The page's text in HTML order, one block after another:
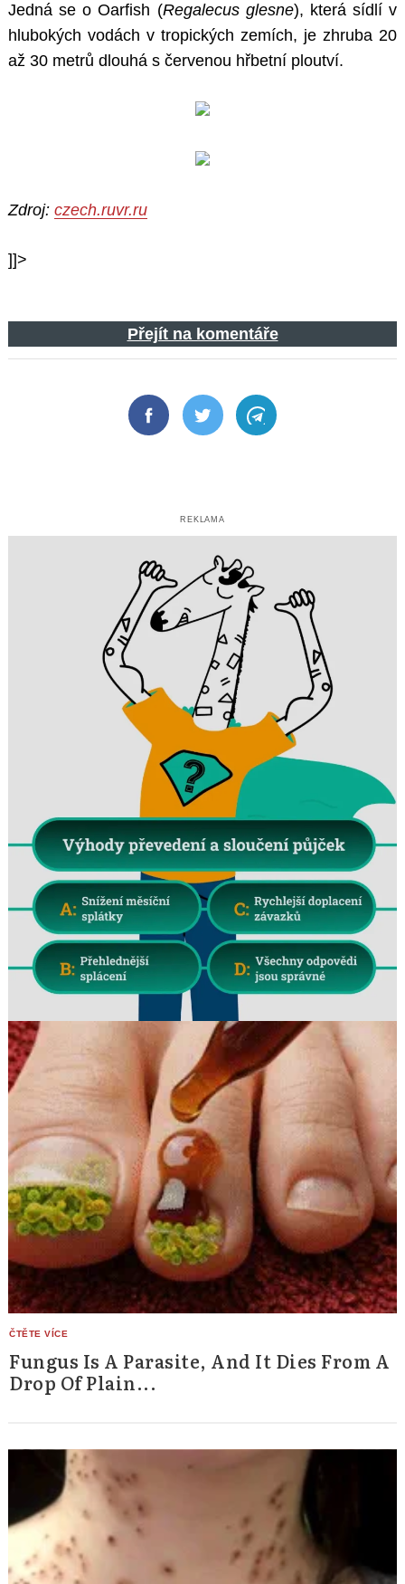
Jedná se o Oarfish (Regalecus glesne), která sídlí v
hlubokých vodách v tropických zemích, je zhruba 20
až 30 metrů dlouhá s červenou hřbetní ploutví.
Zdroj: czech.ruvr.ru
]]>
Přejít na komentáře
FacebookTwitter Telegram
REKLAMA
Fungus Is A Parasite, And It Dies From A
Drop Of Plain...